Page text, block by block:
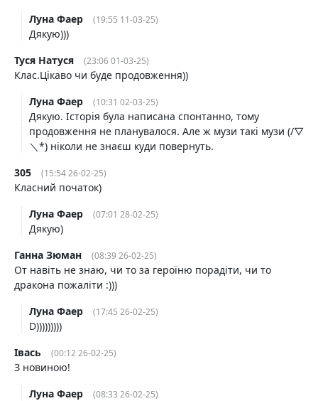
Луна Фаер
(19:55 11-03-25)
Дякую)))
Туся Натуся
(23:06 01-03-25)
Клас.Цікаво чи буде продовження))
Луна Фаер
(10:31 02-03-25)
Дякую. Історія була написана спонтанно, тому
продовження не планувалося. Але ж музи такі музи (/▽
＼*) ніколи не знаєш куди повернуть.
305
(15:54 26-02-25)
Класний початок)
Луна Фаер
(07:01 28-02-25)
Дякую)
Ганна Зюман
(08:39 26-02-25)
От навіть не знаю, чи то за героїню порадіти, чи то
дракона пожаліти :)))
Луна Фаер
(17:45 26-02-25)
D)))))))))
Івась
(00:12 26-02-25)
З новиною!
Луна Фаер
(08:33 26-02-25)